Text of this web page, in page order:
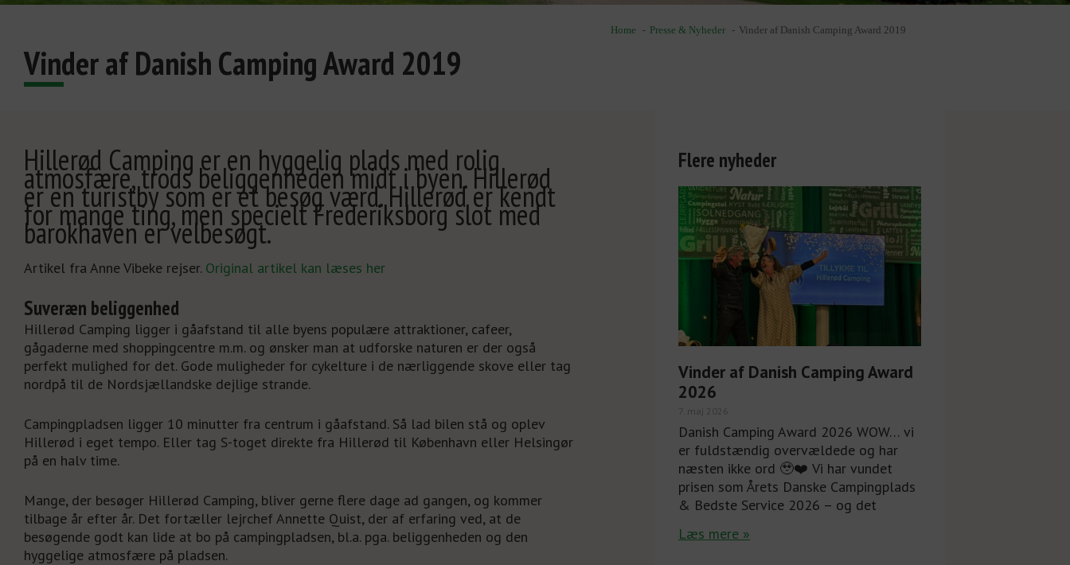
Home Presse & Nyheder Vinder af Danish Camping Award 2019
Vinder af Danish Camping Award 2019
Hillerød Camping er en hyggelig plads med rolig
atmosfære, trods beliggenheden midt i byen. Hillerød
er en turistby som er et besøg værd. Hillerød er kendt
for mange ting, men specielt Frederiksborg slot med
barokhaven er velbesøgt.
Artikel fra Anne Vibeke rejser. Original artikel kan læses her
Suveræn beliggenhed
Hillerød Camping ligger i gåafstand til alle byens populære attraktioner, cafeer,
gågaderne med shoppingcentre m.m. og ønsker man at udforske naturen er der også
perfekt mulighed for det. Gode muligheder for cykelture i de nærliggende skove eller tag
nordpå til de Nordsjællandske dejlige strande.
Campingpladsen ligger 10 minutter fra centrum i gåafstand. Så lad bilen stå og oplev
Hillerød i eget tempo. Eller tag S-toget direkte fra Hillerød til København eller Helsingør
på en halv time.
Mange, der besøger Hillerød Camping, bliver gerne flere dage ad gangen, og kommer
tilbage år efter år. Det fortæller lejrchef Annette Quist, der af erfaring ved, at de
besøgende godt kan lide at bo på campingpladsen, bl.a. pga. beliggenheden og den
hyggelige atmosfære på pladsen.
Flere nyheder
Vinder af Danish Camping Award
2026
7. maj 2026
Danish Camping Award 2026 WOW… vi
er fuldstændig overvældede og har
næsten ikke ord 🥹❤️ Vi har vundet
prisen som Årets Danske Campingplads
& Bedste Service 2026 – og det
Læs mere »